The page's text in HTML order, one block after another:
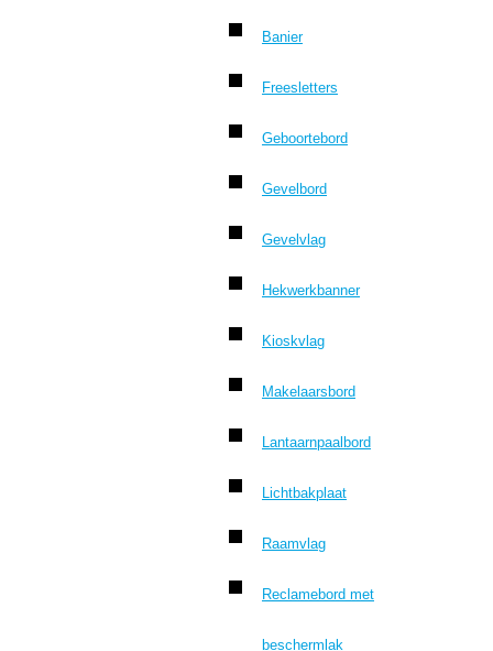
Banier
Freesletters
Geboortebord
Gevelbord
Gevelvlag
Hekwerkbanner
Kioskvlag
Makelaarsbord
Lantaarnpaalbord
Lichtbakplaat
Raamvlag
Reclamebord met
beschermlak